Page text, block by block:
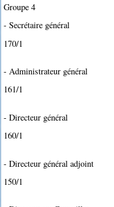
Groupe 4
- Secrétaire général
170/1
- Administrateur général
161/1
- Directeur général
160/1
- Directeur général adjoint
150/1